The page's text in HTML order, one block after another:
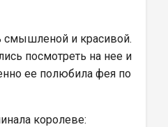
смышленой и красивой.
посмотреть на нее и
ее полюбила фея по
королеве: